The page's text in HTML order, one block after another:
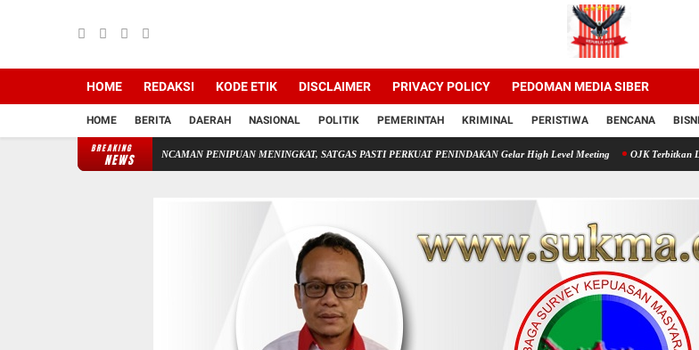
HOME REDAKSI KODE ETIK DISCLAIMER PRIVACY POLICY PEDOMAN MEDIA SIBER
HOME BERITA DAERAH NASIONAL POLITIK PEMERINTAH KRIMINAL PERISTIWA BENCANA
BREAKING
NEWS
ANCAMAN PENIPUAN MENINGKAT, SATGAS PASTI PERKUAT PENINDAKAN Gelar High Level Meeting OJK Terbitkan Laporan